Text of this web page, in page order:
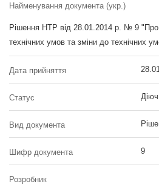
Найменування документа (укр.)
Рішення НТР від 28.01.2014 р. № 9 "Про
технічних умов та зміни до технічних
Дата прийняття
Статус
Вид документа
Шифр документа 9
Розробник